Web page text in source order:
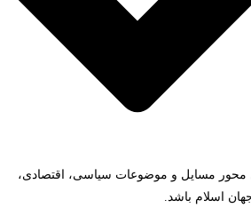
مسایل و موضوعات سیاسی، اقتصادی،
اسلام باشد.